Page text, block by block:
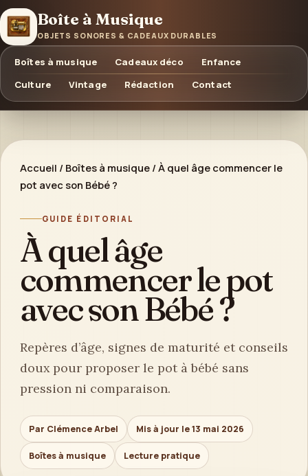
Boîte à Musique
OBJETS SONORES & CADEAUX DURABLES
Boîtes à musique Cadeaux déco
Enfance
Culture
Vintage Rédaction Contact
Accueil / Boîtes à musique /À quel âge commencer le
pot avec son Bébé ?
GUIDE ÉDITORIAL
À quel âge
commencer le pot
avec son Bébé ?
Repères d’âge, signes de maturité et conseils
doux pour proposer le pot à bébé sans
pression ni comparaison.
Par Clémence Arbel Mis à jour le 13 mai 2026
Boîtes à musique Lecture pratique